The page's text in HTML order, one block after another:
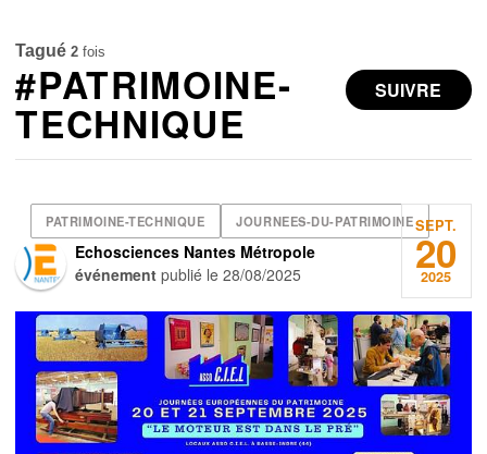
Tagué 2 fois
SUIVRE
#PATRIMOINE-
TECHNIQUE
PATRIMOINE-TECHNIQUE JOURNEES-DU-PATRIMOINE
Echosciences Nantes Métropole
événement publié le28/08/2025
SEPT.
20
2025